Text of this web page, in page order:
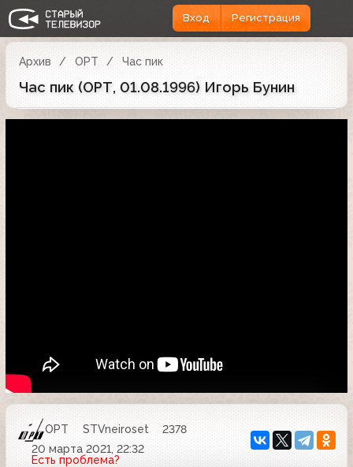
Вход Регистрация
Архив ОРТ Час пик
Час пик (ОРТ, 01.08.1996) Игорь Бунин
ОРТ STVneiroset
2378
20 марта 2021, 22:32
Есть проблема?